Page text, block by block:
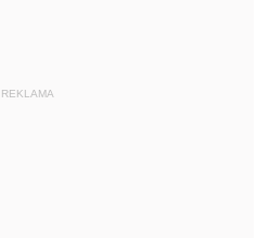
REKLAMA